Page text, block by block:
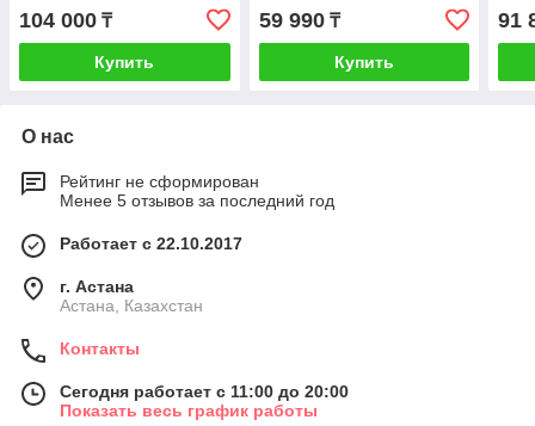
104 000 ₸
Купить
59 990₸
Купить
91
О нас
Рейтинг не сформирован
Менее 5 отзывов за последний год
Работает с 22.10.2017
г. Астана
Астана, Казахстан
Контакты
Сегодня работает с 11:00 до 20:00
Показать весь график работы